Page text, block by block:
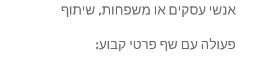
אנשי עסקים או משפחות, שיתוף
פעולה עם שף פרטי קבוע: